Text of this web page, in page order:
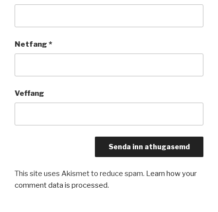
Netfang *
Veffang
This site uses Akismet to reduce spam. Learn how your
comment data is processed.